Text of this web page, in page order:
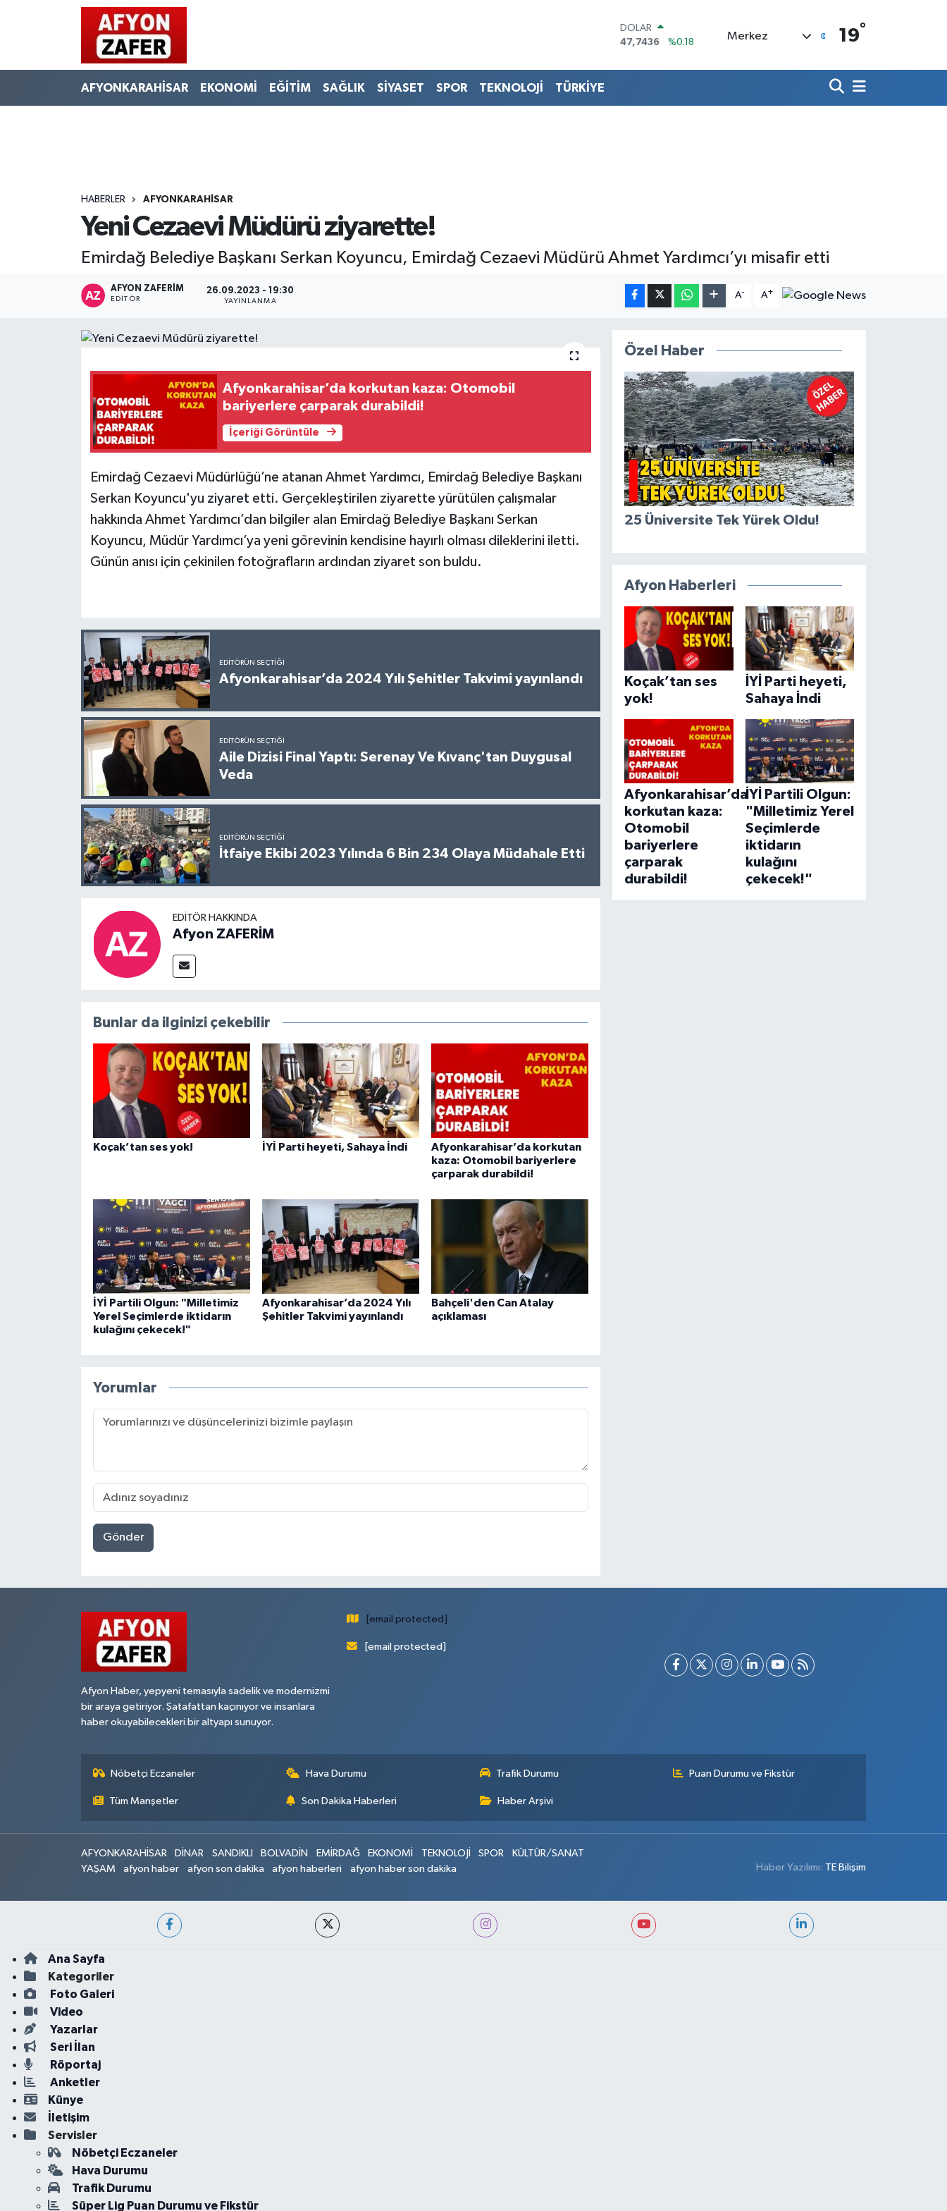
DOLAR
47,7436
%0.18
55,2510
%0.32
Merkez 19°
AFYONKARAHİSAR EKONOMİ EĞİTİM SAĞLIK SİYASET SPOR TEKNOLOJİ TÜRKİYE
HABERLER AFYONKARAHİSAR
Yeni Cezaevi Müdürü ziyarette!
Emirdağ Belediye Başkanı Serkan Koyuncu, Emirdağ Cezaevi Müdürü Ahmet Yardımcı’yı misafir etti
AFYON ZAFERİM
EDITÖR
26.09.2023 - 19:30
YAYINLANMA
A- A+
Afyonkarahisar’da korkutan kaza: Otomobil
bariyerlere çarparak durabildi!
İçeriği Görüntüle
Emirdağ Cezaevi Müdürlüğü’ne atanan Ahmet Yardımcı, Emirdağ Belediye Başkanı
Serkan Koyuncu'yu ziyaret etti. Gerçekleştirilen ziyarette yürütülen çalışmalar
hakkında Ahmet Yardımcı’dan bilgiler alan Emirdağ Belediye Başkanı Serkan
Koyuncu, Müdür Yardımcı’ya yeni görevinin kendisine hayırlı olması dileklerini iletti.
Günün anısı için çekinilen fotoğrafların ardından ziyaret son buldu.
EDITÖRÜN SEÇTIĞI
Afyonkarahisar’da 2024 Yılı Şehitler Takvimi yayınlandı
EDITÖRÜN SEÇTIĞI
Aile Dizisi Final Yaptı: Serenay Ve Kıvanç'tan Duygusal
Veda
EDITÖRÜN SEÇTIĞI
İtfaiye Ekibi 2023 Yılında 6 Bin 234 Olaya Müdahale Etti
EDITÖR HAKKINDA
Afyon ZAFERİM
Bunlar da ilginizi çekebilir
Koçak’tan ses yok! İYİ Parti heyeti, Sahaya İndi
Afyonkarahisar’da korkutan
kaza: Otomobil bariyerlere
çarparak durabildi!
İYİ Partili Olgun: "Milletimiz
Yerel Seçimlerde iktidarın
kulağını çekecek!"
Afyonkarahisar’da 2024 Yılı
Şehitler Takvimi yayınlandı
Bahçeli'den Can Atalay
açıklaması
Yorumlar
Gönder
Özel Haber
25 Üniversite Tek Yürek Oldu!
Afyon Haberleri
Koçak’tan ses
yok!
İYİ Parti heyeti,
Sahaya İndi
Afyonkarahisar’da
korkutan kaza:
Otomobil
bariyerlere
çarparak
durabildi!
İYİ Partili Olgun:
"Milletimiz Yerel
Seçimlerde
iktidarın
kulağını
çekecek!"
Afyon Haber, yepyeni temasıyla sadelik ve modernizmi
bir araya getiriyor. Şatafattan kaçınıyor ve insanlara
haber okuyabilecekleri bir altyapı sunuyor.
[email protected]
[email protected]
Nöbetçi Eczaneler Hava Durumu Trafik Durumu Puan Durumu ve Fikstür
Tüm Manşetler Son Dakika Haberleri Haber Arşivi
AFYONKARAHİSAR DİNAR SANDIKLI BOLVADİN EMİRDAĞ EKONOMİ TEKNOLOJİ SPOR
KÜLTÜR/SANAT
YAŞAM
afyon haber afyon son dakika afyon haberleri afyon haber son dakika Haber Yazılımı: TE Bilişim
Ana Sayfa
Kategoriler
Foto Galeri
Video
Yazarlar
Seri İlan
Röportaj
Anketler
Künye
İletişim
Servisler
Nöbetçi Eczaneler
Hava Durumu
Trafik Durumu
Süper Lig Puan Durumu ve Fikstür